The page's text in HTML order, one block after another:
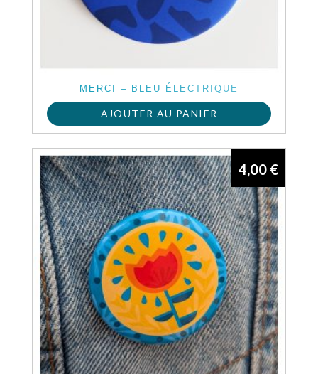
MERCI – BLEU ÉLECTRIQUE
AJOUTER AU PANIER
4,00 €